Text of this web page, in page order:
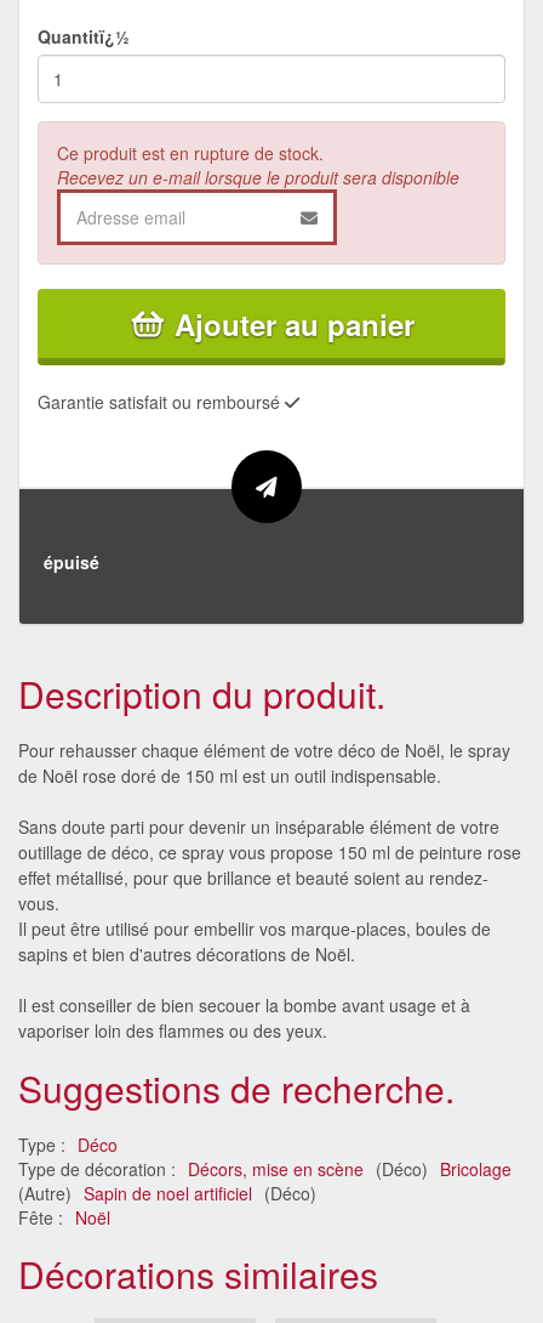
Quantitï¿½
Ce produit est en rupture de stock.
Recevez un e-mail lorsque le produit sera disponible
Ajouter au panier
Garantie satisfait ou remboursé
épuisé
Description du produit.
Pour rehausser chaque élément de votre déco de Noël, le spray
de Noël rose doré de 150 ml est un outil indispensable.
Sans doute parti pour devenir un inséparable élément de votre
outillage de déco, ce spray vous propose 150 ml de peinture rose
effet métallisé, pour que brillance et beauté soient au rendez-
vous.
Il peut être utilisé pour embellir vos marque-places, boules de
sapins et bien d'autres décorations de Noël.
Il est conseiller de bien secouer la bombe avant usage et à
vaporiser loin des flammes ou des yeux.
Suggestions de recherche.
Type : Déco
Type de décoration : Décors, mise en scène (Déco) Bricolage
(Autre) Sapin de noel artificiel (Déco)
Fête : Noël
Décorations similaires